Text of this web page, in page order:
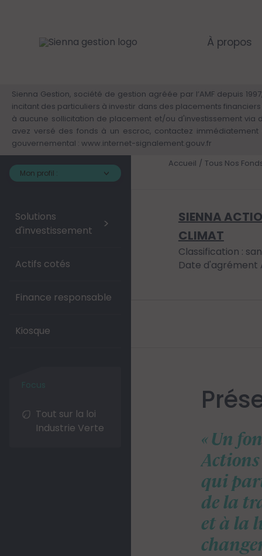
À propos
Sienna Gestion, société de gestion agréée par l’AMF depuis
incitant des particuliers à investir dans des placements
à aucune sollicitation de placement et/ou d'investissement via
avez versé des fonds à un escroc, contactez
gouvernemental : www.internet-signalement.gouv.fr
Mon profil :
Solutions
d'investissement
>
Actifs cotés
Finance responsable
Kiosque
Tout sur la loi
Industrie Verte
Accueil Tous Nos
SIENNA
CLIMAT
Classification :
Date d'agrément
Un
Actions
qui
de la
et à la